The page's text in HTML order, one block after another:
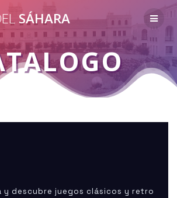
al
contenido
SÁHARA
y descubre juegos clásicos y retro